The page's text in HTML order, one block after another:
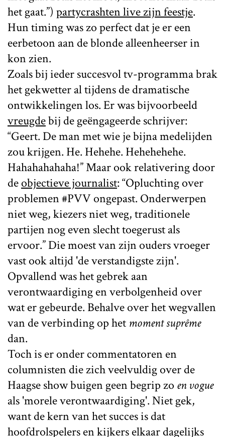
het gaat.”) partycrashten live zijn feestje.
Hun timing was zo perfect dat je er een
eerbetoon aan de blonde alleenheerser in
kon zien.
Zoals bij ieder succesvol tv-programma brak
het gekwetter al tijdens de dramatische
ontwikkelingen los. Er was bijvoorbeeld
vreugdebij de geëngageerde schrijver:
“Geert. De man met wie je bijna medelijden
zou krijgen. He. Hehehe. Hehehehehe.
Hahahahahaha!” Maar ook relativering door
deobjectieve journalist: “Opluchting over
problemen #PVV ongepast. Onderwerpen
niet weg, kiezers niet weg, traditionele
partijen nog even slecht toegerust als
ervoor.” Die moest van zijn ouders vroeger
vast ook altijd 'de verstandigste zijn'.
Opvallend was het gebrek aan
verontwaardiging en verbolgenheid over
wat er gebeurde. Behalve over het wegvallen
van de verbinding op het moment suprême
dan.
Toch is er onder commentatoren en
columnisten die zich veelvuldig over de
Haagse show buigen geen begrip zo en vogue
als 'morele verontwaardiging'. Niet gek,
want de kern van het succes is dat
hoofdrolspelers en kijkers elkaar dagelijks